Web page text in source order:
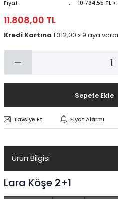
Fiyat
10.734,55 TL +
11.808,00 TL
Kredi Kartına 1.312,00 x 9 aya
Sepete Ekle
Tavsiye Et Fiyat Alarmı
Ürün Bilgisi
Lara Köşe 2+1